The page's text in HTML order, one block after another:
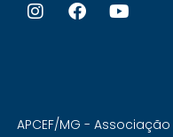
APCEF/MG -